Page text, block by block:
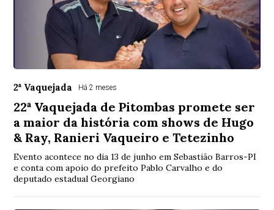
2ª Vaquejada Há 2 meses
22ª Vaquejada de Pitombas promete ser
a maior da história com shows de Hugo
& Ray, Ranieri Vaqueiro e Tetezinho
Evento acontece no dia 13 de junho em Sebastião Barros-PI
e conta com apoio do prefeito Pablo Carvalho e do
deputado estadual Georgiano